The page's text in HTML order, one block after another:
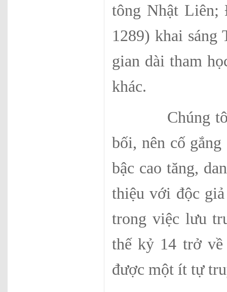
tông Nhật Liên;
1289) khai
gian dài tham
khác.
Chúng tôi rất
bối, nên cố
bậc cao tăng,
thiệu với độc
trong việc lưu
thế kỷ 14 trở
được một ít tự